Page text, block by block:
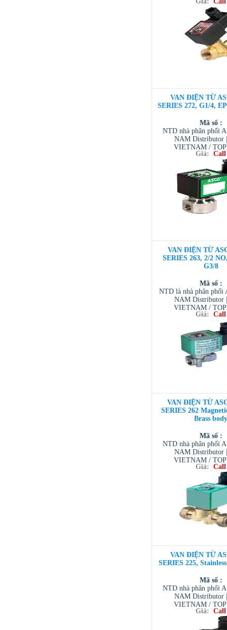
VIETNAM /
/ TESCOM
VAN ĐIỆN TỪ
SERIES 272, G1/4,
Mã số :
NTD nhà phân phối
NAM Distributor
VIETNAM /
VIETNAM /
/ TESCOM
Giá: Call
VAN ĐIỆN TỪ
SERIES 263, 2/2
G3/8
Mã số :
NTD là nhà phân phối
NAM Distributor
VIETNAM /
VIETNAM /
/ TESCOM
Giá: Call
VAN ĐIỆN TỪ
SERIES 262
Brass body
Mã số :
NTD nhà phân phối
NAM Distributor
VIETNAM /
VIETNAM /
/ TESCOM
Giá: Call
VAN ĐIỆN TỪ
SERIES 225,
Mã số :
NTD nhà phân phối
NAM Distributor
VIETNAM /
VIETNAM /
/ TESCOM
Giá: Call